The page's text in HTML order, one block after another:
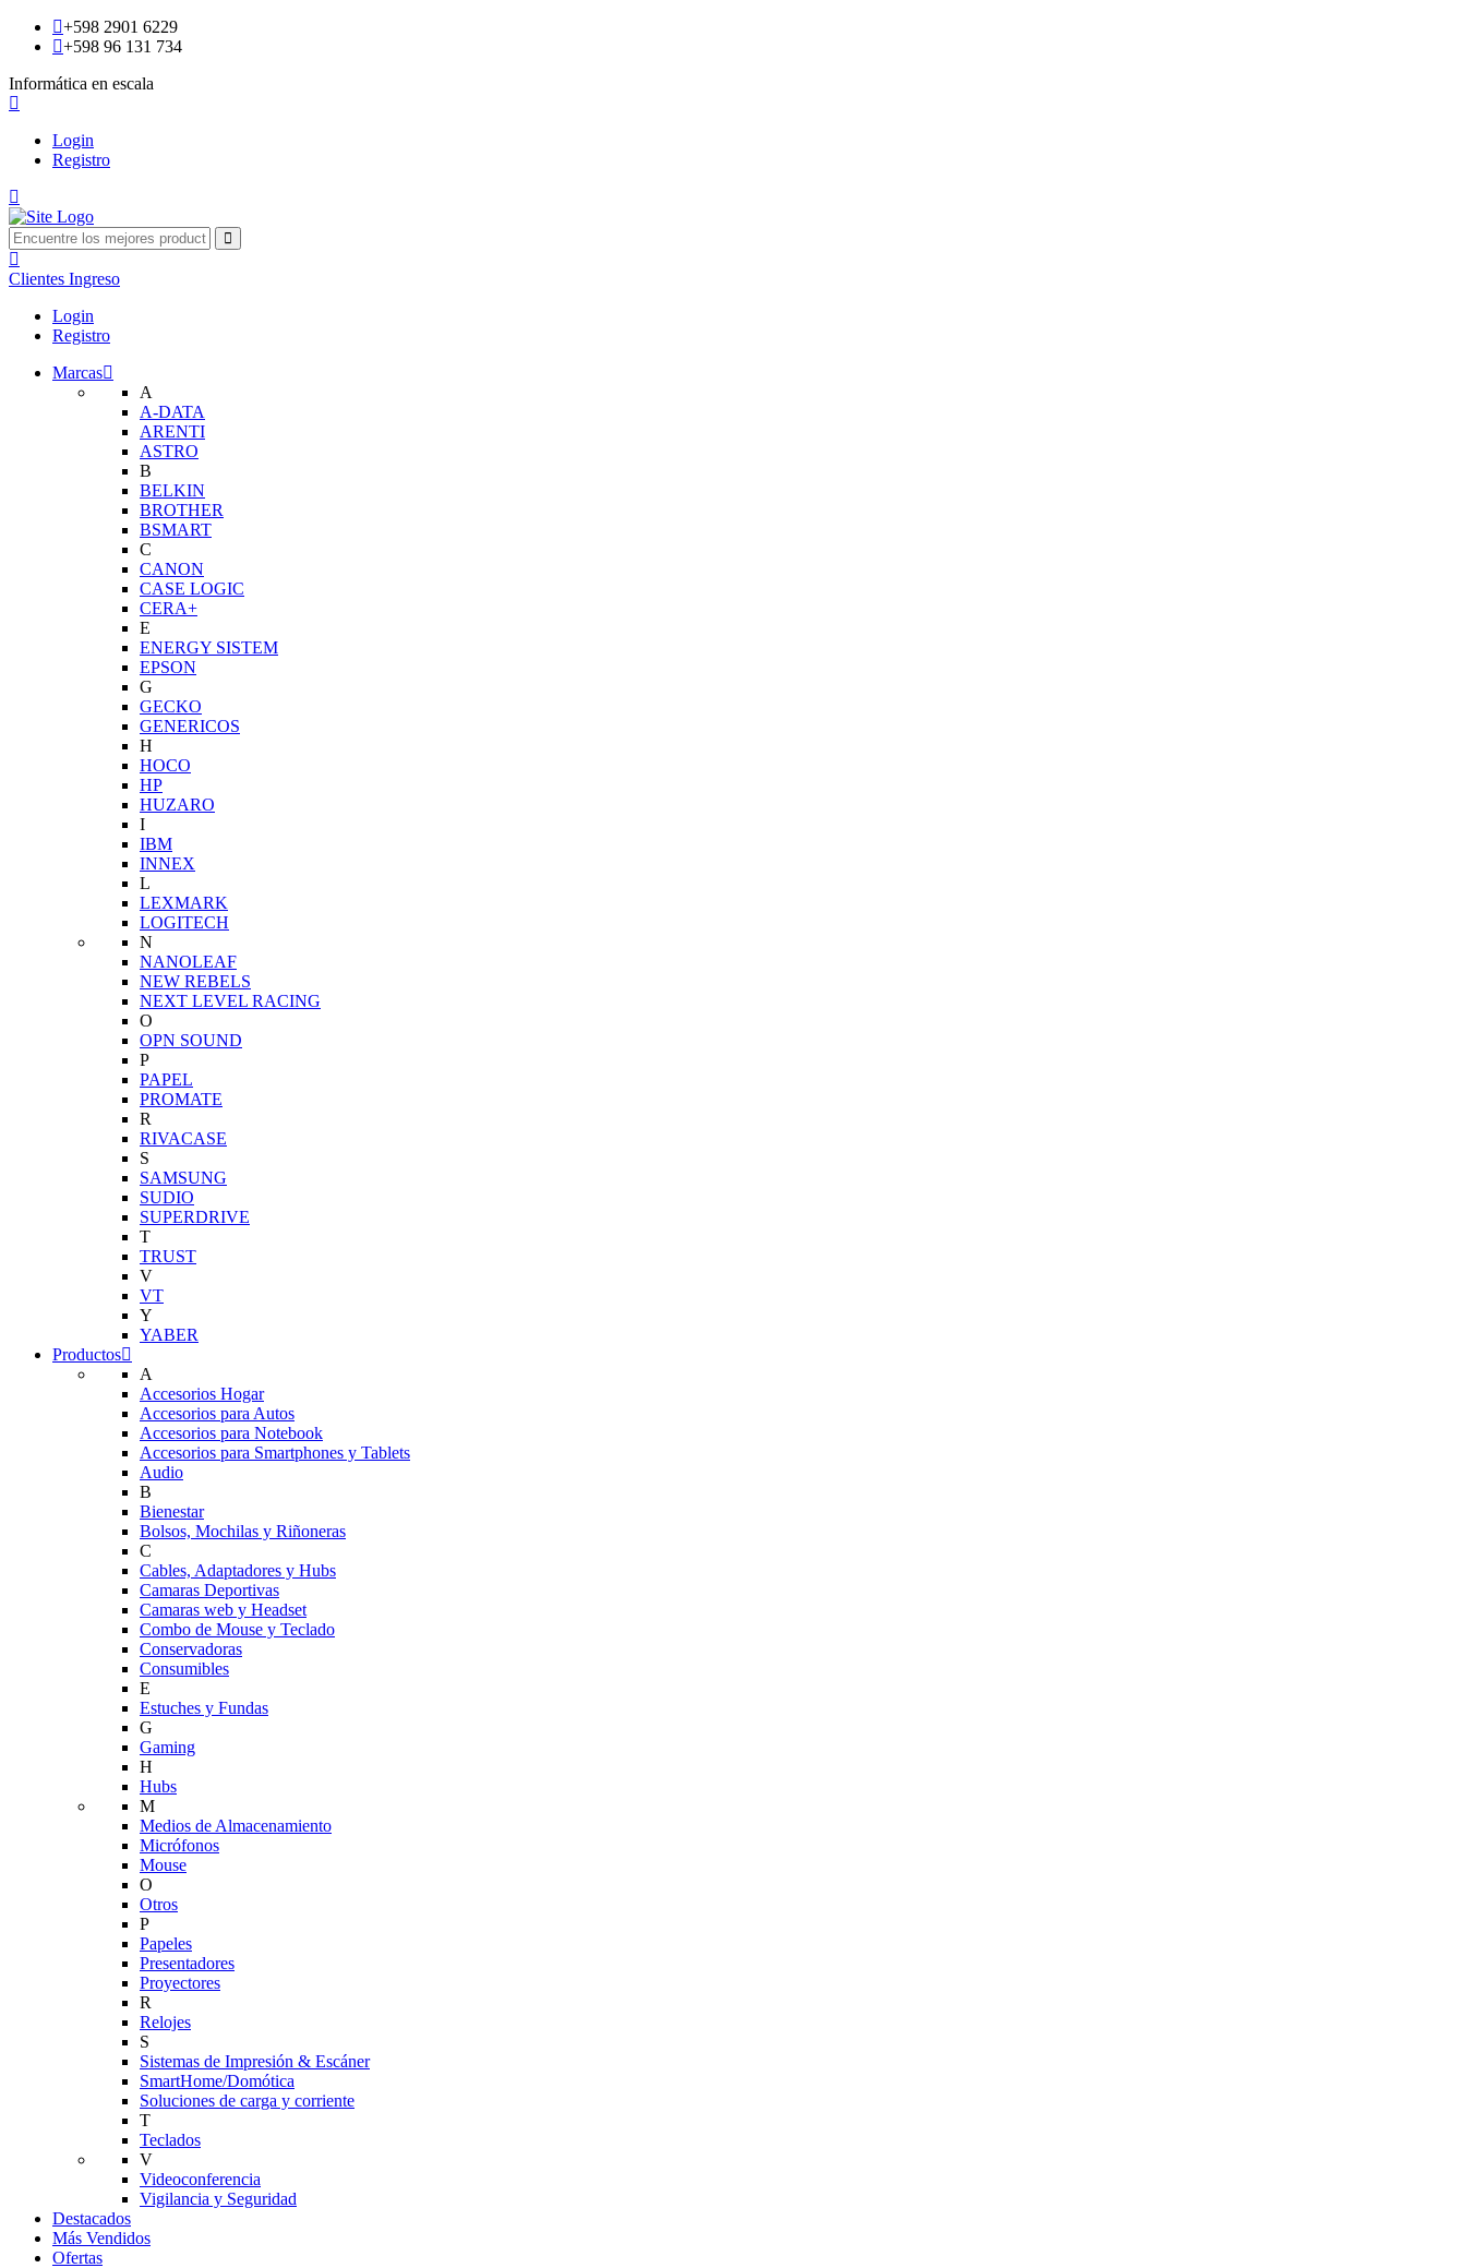
+598 2901 6229
+598 96 131 734
Informática en escala
Login
Registro
Clientes Ingreso
Login
Registro
Marcas
A
A-DATA
ARENTI
ASTRO
B
BELKIN
BROTHER
BSMART
C
CANON
CASE LOGIC
CERA+
E
ENERGY SISTEM
EPSON
G
GECKO
GENERICOS
H
HOCO
HP
HUZARO
I
IBM
INNEX
L
LEXMARK
LOGITECH
N
NANOLEAF
NEW REBELS
NEXT LEVEL RACING
O
OPN SOUND
P
PAPEL
PROMATE
R
RIVACASE
S
SAMSUNG
SUDIO
SUPERDRIVE
T
TRUST
V
VT
Y
YABER
Productos
A
Accesorios Hogar
Accesorios para Autos
Accesorios para Notebook
Accesorios para Smartphones y Tablets
Audio
B
Bienestar
Bolsos, Mochilas y Riñoneras
C
Cables, Adaptadores y Hubs
Camaras Deportivas
Camaras web y Headset
Combo de Mouse y Teclado
Conservadoras
Consumibles
E
Estuches y Fundas
G
Gaming
H
Hubs
M
Medios de Almacenamiento
Micrófonos
Mouse
O
Otros
P
Papeles
Presentadores
Proyectores
R
Relojes
S
Sistemas de Impresión & Escáner
SmartHome/Domótica
Soluciones de carga y corriente
T
Teclados
V
Videoconferencia
Vigilancia y Seguridad
Destacados
Más Vendidos
Ofertas